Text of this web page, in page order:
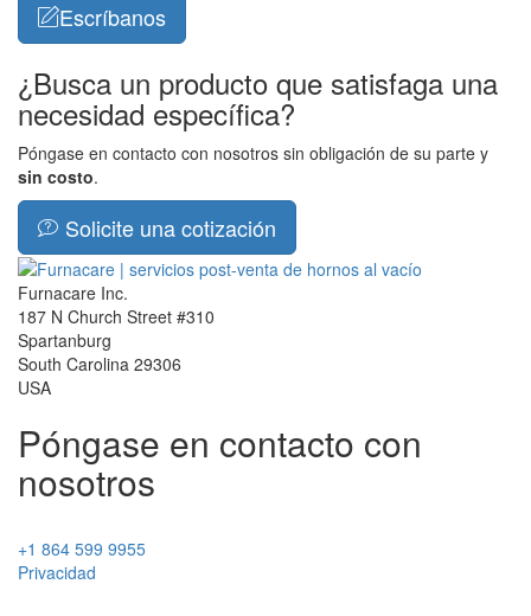
Escríbanos
¿Busca un producto que satisfaga una
necesidad específica?
Póngase en contacto con nosotros sin obligación de su parte y
sin costo.
Solicite una cotización
Furnacare Inc.
187 N Church Street #310
Spartanburg
South Carolina 29306
USA
Póngase en contacto con
nosotros
+1 864 599 9955
Privacidad